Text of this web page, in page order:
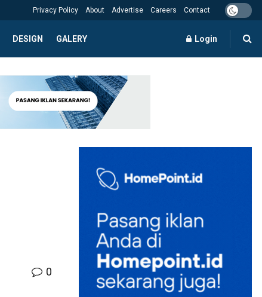
Privacy Policy About Advertise Careers Contact
DESIGN GALERY Login
0